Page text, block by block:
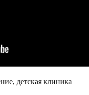
детская клиника